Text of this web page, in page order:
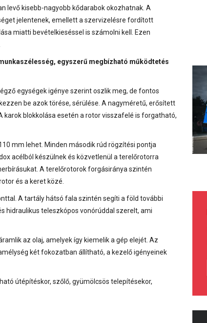
levő kisebb-nagyobb kődarabok okozhatnak. A
jelentenek, emellett a szervizelésre fordított
miatti bevételkieséssel is számolni kell. Ezen
egyszerű megbízható működtetés
egységek igénye szerint oszlik meg, de fontos
be azok törése, sérülése. A nagyméretű, erősített
blokkolása esetén a rotor visszafelé is forgatható,
mm lehet. Minden második rúd rögzítési pontja
acélból készülnek és közvetlenül a terelőrotorra
A terelőrotorok forgásiránya szintén
és a keret közé.
A tartály hátsó fala szintén segíti a föld további
hidraulikus teleszkópos vonórúddal szerelt, ami
az olaj, amelyek így kiemelik a gép elejét. Az
két fokozatban állítható, a kezelő igényeinek
útépítéskor, szőlő, gyümölcsös telepítésekor,